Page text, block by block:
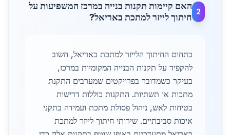
2
האם קיימות תקנות בנייה במרכז המשפיעות על
חיתוך לייזר למתכת באריאל?
בתחום החיתוך הלייזר למתכת באריאל, חשוב
להקפיד על תקנות הבנייה המקומיות במרכז,
בעיקר כשמדובר בפרויקטים שמערבים התקנת
מתכות או תשתיות. התקנות כוללות דרישות
בטיחות לאש, ניהול פסולת מתכת ועמידה בתקני
איכות סביבתיים. שירותי חיתוך לייזר למתכת